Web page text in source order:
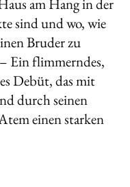
sind und wo, wie
Bruder zu
Ein flimmerndes,
Debüt, das mit
durch seinen
einen starken